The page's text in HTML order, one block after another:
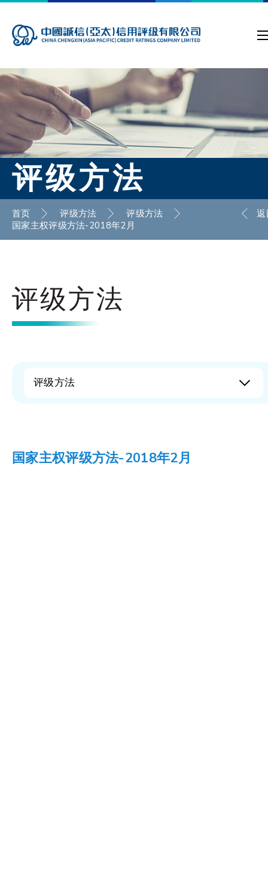
评级方法
首页 评级方法
评级方法
国家主权评级方法-2018年2月
评级方法
评级方法
国家主权评级方法-2018年2月